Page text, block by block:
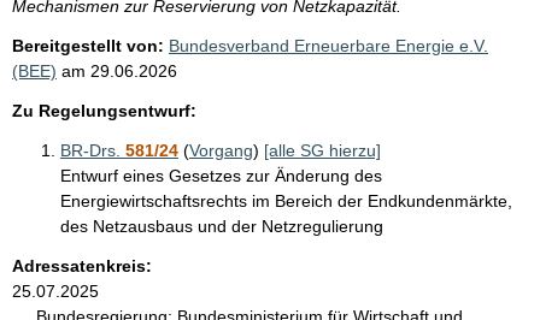
Mechanismen zur Reservierung von Netzkapazität.
Bereitgestellt von: Bundesverband Erneuerbare Energie e.V.
(BEE) am 29.06.2026
Zu Regelungsentwurf:
BR-Drs. 581/24 (Vorgang) [alle SG hierzu]
Entwurf eines Gesetzes zur Änderung des
Energiewirtschaftsrechts im Bereich der Endkundenmärkte,
des Netzausbaus und der Netzregulierung
Adressatenkreis:
25.07.2025
Bundesregierung: Bundesministerium für Wirtschaft und